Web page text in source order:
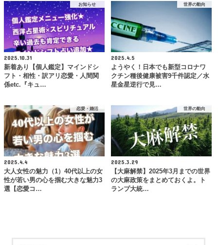
お知らせ
2025.10.31
新着あり【個人鑑定】マインドシ
フト・相性・訳アリ恋愛・人間関
係etc.『キュ…
世界の動向
2025.4.5
ようやく！日本でも新型コロナワ
クチン種後健康被害9千件認定／水
星金星逆行で見…
恋愛・婚活
2025.4.4
大人女性の魅力（1）40代以上の女
性が若い男の心を掴む大きな魅力3
選【恋愛コ…
世界の動向
2025.3.29
【大麻解禁】2025年3月までの世界
の大麻政策をまとめておくよ。ト
ランプ大統…